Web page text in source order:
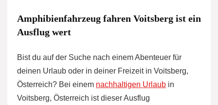
Amphibienfahrzeug fahren Voitsberg ist ein
Ausflug wert
Bist du auf der Suche nach einem Abenteuer für
deinen Urlaub oder in deiner Freizeit in Voitsberg,
Österreich? Bei einem nachhaltigen Urlaub in
Voitsberg, Österreich ist dieser Ausflug